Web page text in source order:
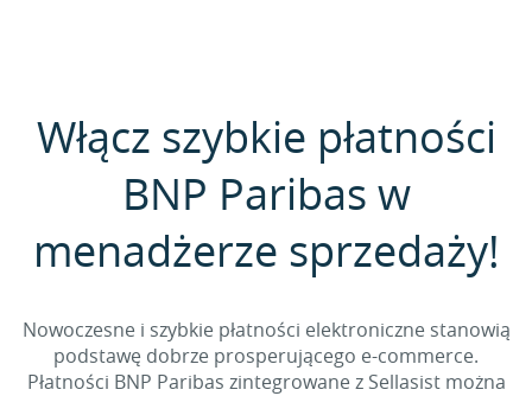
Włącz szybkie płatności
BNP Paribas w
menadżerze sprzedaży!
Nowoczesne i szybkie płatności elektroniczne stanowią
podstawę dobrze prosperującego e-commerce.
Płatności BNP Paribas zintegrowane z Sellasist można